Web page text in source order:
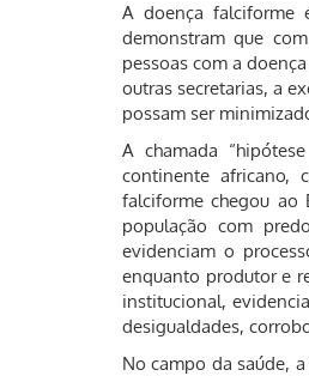
A doença falciforme
demonstram que
pessoas com a
outras secretarias, a
possam ser
A chamada
continente africano,
falciforme chegou ao
população com
evidenciam o
enquanto produtor e
institucional,
desigualdades,
No campo da saúde,